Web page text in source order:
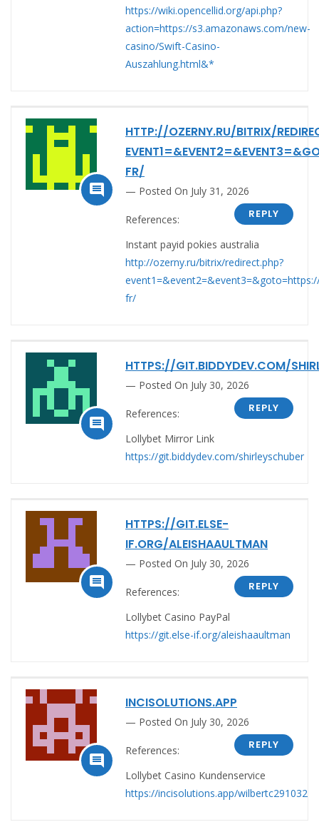
https://wiki.opencellid.org/api.php?
action=https://s3.amazonaws.com/new-
casino/Swift-Casino-
Auszahlung.html&*

HTTP://OZERNY.RU/BITRIX/
FR/
Posted On July 31, 2026
REPLY
References:
Instant payid pokies australia
http://ozerny.ru/bitrix/redirect.php?
fr/

HTTPS://GIT.BIDDYDEV.COM/
Posted On July 30, 2026
REPLY
References:
Lollybet Mirror Link
https://git.biddydev.com/shirleyschuber

HTTPS://GIT.ELSE-
IF.ORG/ALEISHAAULTMAN
Posted On July 30, 2026
REPLY
References:
Lollybet Casino PayPal
https://git.else-if.org/aleishaaultman

INCISOLUTIONS.APP
Posted On July 30, 2026
REPLY
References:
Lollybet Casino Kundenservice
https://incisolutions.app/wilbertc291032